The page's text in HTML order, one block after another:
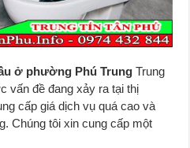
ở phường Phú Trung Trung
vấn đề đang xảy ra tại thị
cấp giá dịch vụ quá cao và
Chúng tôi xin cung cấp một